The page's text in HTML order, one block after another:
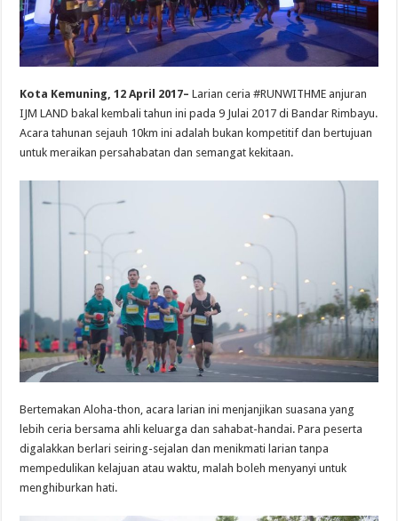
Kota Kemuning, 12 April 2017– Larian ceria #RUNWITHME anjuran
IJM LAND bakal kembali tahun ini pada 9 Julai 2017 di Bandar Rimbayu.
Acara tahunan sejauh 10km ini adalah bukan kompetitif dan bertujuan
untuk meraikan persahabatan dan semangat kekitaan.
Bertemakan Aloha-thon, acara larian ini menjanjikan suasana yang
lebih ceria bersama ahli keluarga dan sahabat-handai. Para peserta
digalakkan berlari seiring-sejalan dan menikmati larian tanpa
mempedulikan kelajuan atau waktu, malah boleh menyanyi untuk
menghiburkan hati.